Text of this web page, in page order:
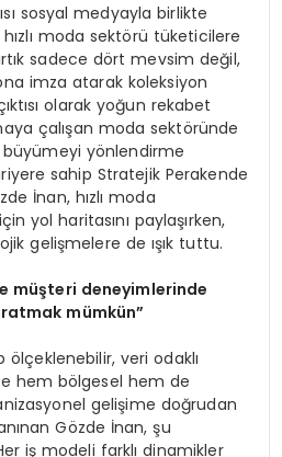
sosyal medyayla birlikte
hızlı moda sektörü tüketicilere
sadece dört mevsim değil,
imza atarak koleksiyon
olarak yoğun rekabet
çalışan moda sektöründe
yönlendirme
sahip Stratejik Perakende
İnan, hızlı moda
yol haritasını paylaşırken,
gelişmelere de ışık tuttu.
müşteri deneyimlerinde
mümkün”
ölçeklenebilir, veri odaklı
hem bölgesel hem de
gelişime doğrudan
Gözde İnan, şu
iş modeli farklı dinamikler